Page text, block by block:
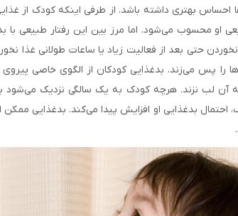
بهتری داشته باشد. از طرفی اینکه کودک از
او محسوب می‌شود. اما مرز بین این رفتار طبیعی
حتی بعد از فعالیت زیاد یا ساعات طولانی غذا
را پس می‌زند. بدغذایی کودکان از الگوی خاصی
آن لب نزند. هرچه کودک به یک سالگی نزدیک می‌شود
احتمال بدغذایی او افزایش پیدا می‌کند. بدغذایی